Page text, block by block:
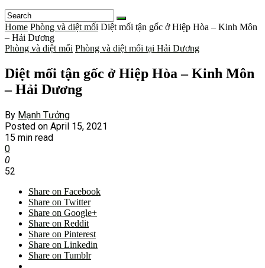
Home Phòng và diệt mối Diệt mối tận gốc ở Hiệp Hòa – Kinh Môn
– Hải Dương
Phòng và diệt mối Phòng và diệt mối tại Hải Dương
Diệt mối tận gốc ở Hiệp Hòa – Kinh Môn
– Hải Dương
By Mạnh Tưởng
Posted on April 15, 2021
15 min read
0
0
52
Share on Facebook
Share on Twitter
Share on Google+
Share on Reddit
Share on Pinterest
Share on Linkedin
Share on Tumblr